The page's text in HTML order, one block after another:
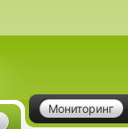
Мониторинг